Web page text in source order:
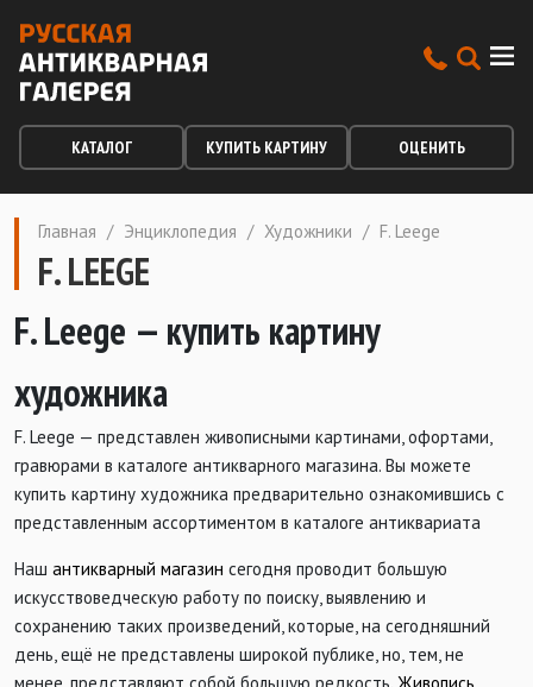
КАТАЛОГ КУПИТЬ КАРТИНУ ОЦЕНИТЬ
Главная / Энциклопедия / Художники / F. Leege
F. LEEGE
F. Leege — купить картину
художника
F. Leege — представлен живописными картинами, офортами,
гравюрами в каталоге антикварного магазина. Вы можете
купить картину художника предварительно ознакомившись с
представленным ассортиментом в каталоге антиквариата
Наш антикварный магазин сегодня проводит большую
искусствоведческую работу по поиску, выявлению и
сохранению таких произведений, которые, на сегодняшний
день, ещё не представлены широкой публике, но, тем, не